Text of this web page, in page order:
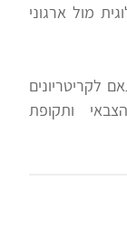
מול ארגוני
לקריטריונים
ותקופת